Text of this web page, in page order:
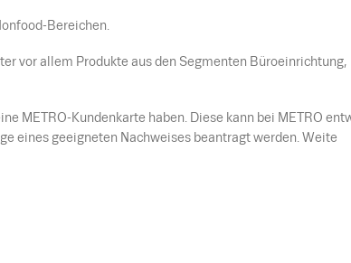
Bereichen.
vor allem Produkte aus den Segmenten Büroeinrichtung,
METRO-Kundenkarte haben. Diese kann bei METRO
eines geeigneten Nachweises beantragt werden. Weite